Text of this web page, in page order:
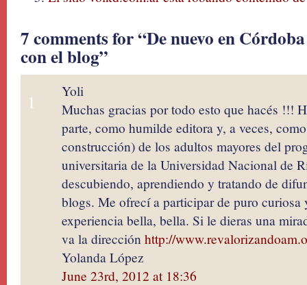
7 comments for “De nuevo en
con el blog”
1
Yoli
Muchas gracias por todo esto que hacés !!!
parte, como humilde editora y, a veces,
construcción) de los adultos mayores del
universitaria de la Universidad Nacional de
descubiendo, aprendiendo y tratando de
blogs. Me ofrecí a participar de puro curiosa
experiencia bella, bella. Si le dieras una
va la dirección http://
Yolanda López
June 23rd, 2012 at 18:36